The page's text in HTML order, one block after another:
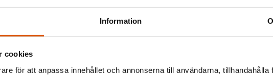
Information
cookies
för att anpassa innehållet och annonserna till användarna, tillhandahålla